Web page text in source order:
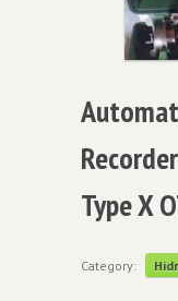
Type X
Category: